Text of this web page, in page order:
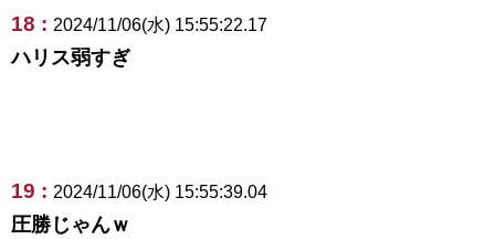
18 : 2024/11/06(水) 15:55:22.17
ハリス弱すぎ
19 : 2024/11/06(水) 15:55:39.04
圧勝じゃんｗ